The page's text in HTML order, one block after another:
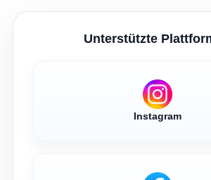
Unterstützte
Instagram